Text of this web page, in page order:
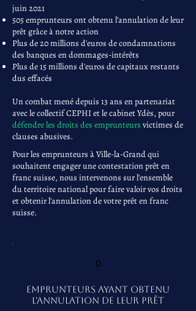
juin 2021
505 emprunteurs ont obtenu l'annulation de leur
prêt grâce à notre action
Plus de 20 millions d'euros de condamnations
des banques en dommages-intérêts
Plus de 15 millions d'euros de capitaux restants
dus effacés
Un combat mené depuis 13 ans en partenariat
avec le collectif CEPHI et le cabinet Ydès, pour
défendre les droits des emprunteurs victimes de
clauses abusives.
Pour les emprunteurs à Ville-la-Grand qui
souhaitent engager une contestation prêt en
franc suisse, nous intervenons sur l'ensemble
du territoire national pour faire valoir vos droits
et obtenir l'annulation de votre prêt en franc
suisse.
0
EMPRUNTEURS AYANT OBTENU
L'ANNULATION DE LEUR PRÊT